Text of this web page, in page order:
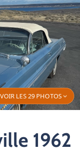
VOIR LES 29 PHOTOS
1962